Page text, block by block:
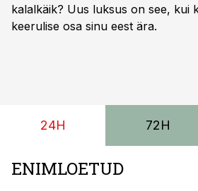
kalalkäik? Uus luksus on see, kui
keerulise osa sinu eest ära.
24H 72H
ENIMLOETUD